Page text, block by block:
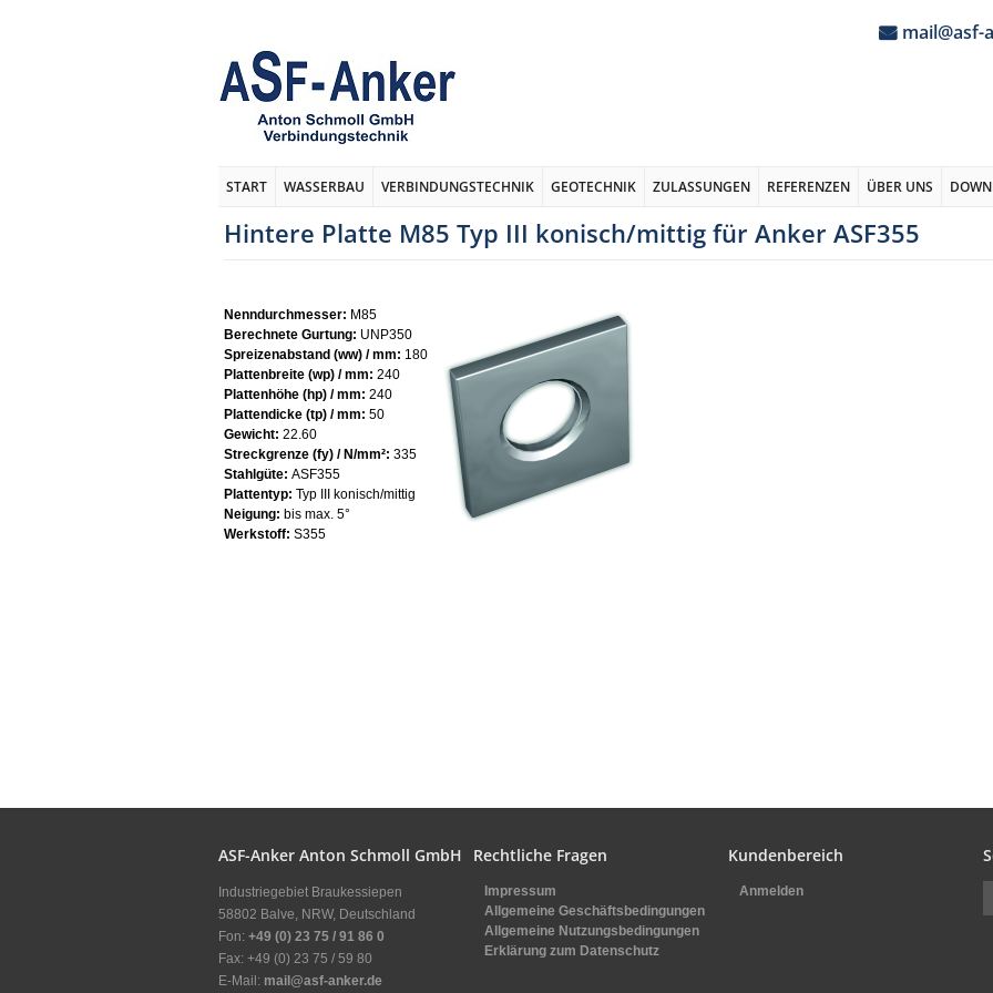
mail@asf-
START WASSERBAU VERBINDUNGSTECHNIK GEOTECHNIK ZULASSUNGEN REFERENZEN ÜBER UNS
Hintere Platte M85 Typ III konisch/mittig für Anker ASF355
Nenndurchmesser: M85
Berechnete Gurtung: UNP350
Spreizenabstand (ww) / mm: 180
Plattenbreite (wp) / mm: 240
Plattenhöhe (hp) / mm: 240
Plattendicke (tp) / mm: 50
Gewicht: 22.60
Streckgrenze (fy) / N/mm²: 335
Stahlgüte: ASF355
Plattentyp: Typ III konisch/mittig
Neigung: bis max. 5°
Werkstoff: S355
ASF-Anker Anton Schmoll GmbH
Industriegebiet Braukessiepen
58802 Balve, NRW, Deutschland
Fon: +49 (0) 23 75 / 91 86 0
Fax: +49 (0) 23 75 / 59 80
E-Mail: mail@asf-anker.de
Rechtliche Fragen
Impressum
Allgemeine Geschäftsbedingungen
Allgemeine Nutzungsbedingungen
Erklärung zum Datenschutz
Kundenbereich
Anmelden